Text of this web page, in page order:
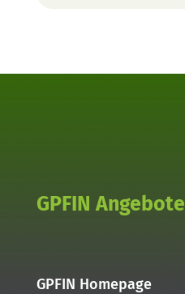
GPFIN Angebote
GPFIN Homepage